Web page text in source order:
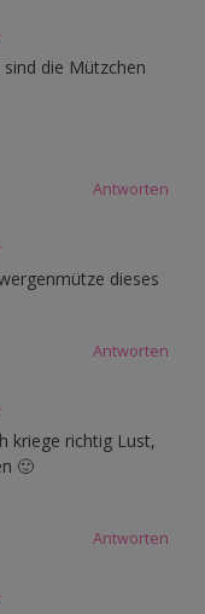
die Mützchen
Antworten
dieses
Antworten
kriege richtig Lust,
🙂
Antworten